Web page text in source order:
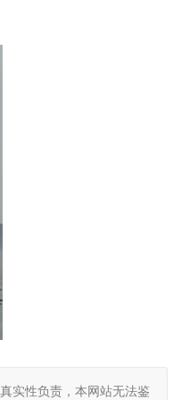
实性负责，本网站无法鉴